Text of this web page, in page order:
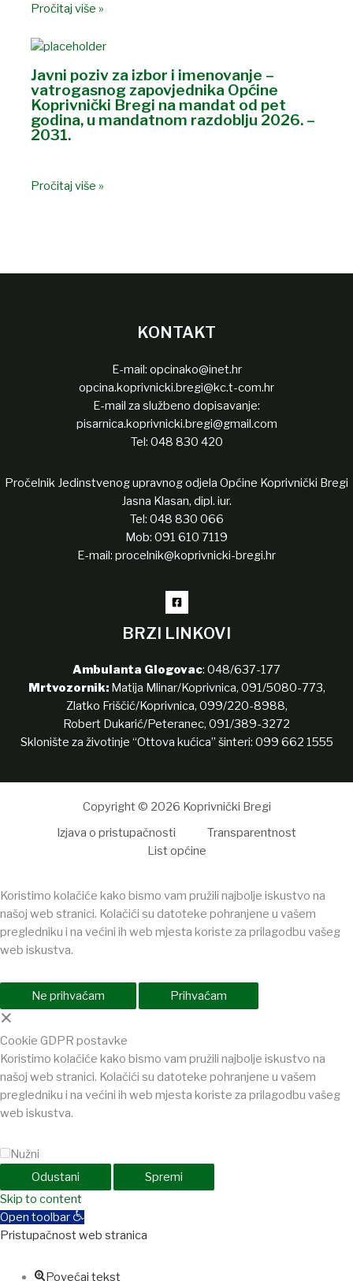
Pročitaj više »
Javni poziv za izbor i imenovanje –
vatrogasnog zapovjednika Općine
Koprivnički Bregi na mandat od pet
godina, u mandatnom razdoblju 2026. –
2031.
Pročitaj više »
KONTAKT
E-mail: opcinako@inet.hr
opcina.koprivnicki.bregi@kc.t-com.hr
E-mail za službeno dopisavanje:
pisarnica.koprivnicki.bregi@gmail.com
Tel: 048 830 420
Pročelnik Jedinstvenog upravnog odjela Općine Koprivnički Bregi
Jasna Klasan, dipl. iur.
Tel: 048 830 066
Mob: 091 610 7119
E-mail: procelnik@koprivnicki-bregi.hr
BRZI LINKOVI
Ambulanta Glogovac: 048/637-177
Mrtvozornik:Matija Mlinar/Koprivnica, 091/5080-773,
Zlatko Friščić/Koprivnica, 099/220-8988,
Robert Dukarić/Peteranec, 091/389-3272
Sklonište za životinje “Ottova kućica” šinteri: 099 662 1555
Copyright © 2026 Koprivnički Bregi
Izjava o pristupačnosti
Transparentnost
List općine
Koristimo kolačiće kako bismo vam pružili najbolje iskustvo na
našoj web stranici. Kolačići su datoteke pohranjene u vašem
pregledniku i na većini ih web mjesta koriste za prilagodbu vašeg
web iskustva.
Ne prihvaćam Prihvaćam
×
Cookie GDPR postavke
Koristimo kolačiće kako bismo vam pružili najbolje iskustvo na
našoj web stranici. Kolačići su datoteke pohranjene u vašem
pregledniku i na većini ih web mjesta koriste za prilagodbu vašeg
web iskustva.
Nužni
Odustani
Spremi
jojobetCasinolevant
Skip to content
Open toolbar
Pristupačnost web stranica
Povećaj tekst